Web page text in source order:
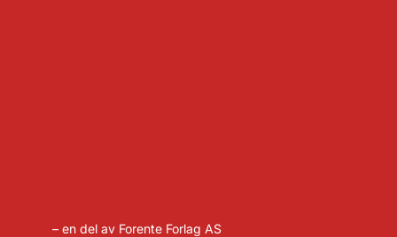
– en del av Forente Forlag AS